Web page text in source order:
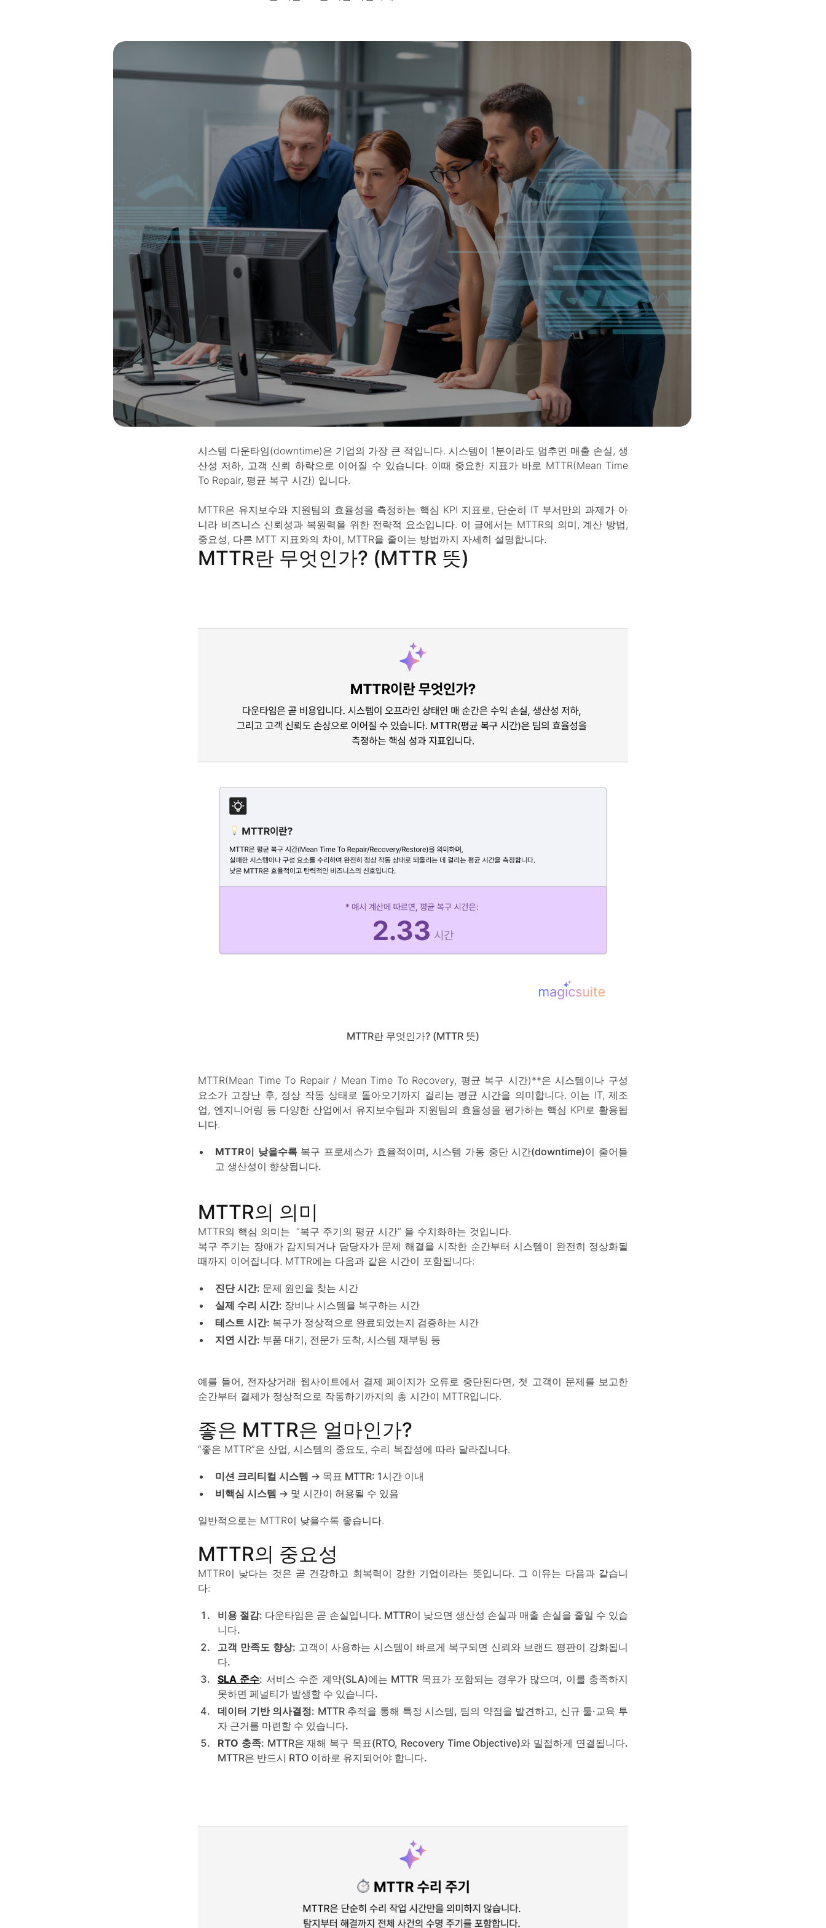
시스템 다운타임(downtime)은 기업의 가장 큰 적입니다. 시스템이 1분이라도 멈추면 매출 손실, 생
산성 저하, 고객 신뢰 하락으로 이어질 수 있습니다. 이때 중요한 지표가 바로 MTTR(Mean Time
To Repair, 평균 복구 시간) 입니다.
MTTR은 유지보수와 지원팀의 효율성을 측정하는 핵심 KPI 지표로, 단순히 IT 부서만의 과제가 아
니라 비즈니스 신뢰성과 복원력을 위한 전략적 요소입니다. 이 글에서는 MTTR의 의미, 계산 방법,
중요성, 다른 MTT 지표와의 차이, MTTR을 줄이는 방법까지 자세히 설명합니다.
MTTR란 무엇인가? (MTTR 뜻)
MTTR란 무엇인가? (MTTR 뜻)
MTTR(Mean Time To Repair / Mean Time To Recovery, 평균 복구 시간)**은 시스템이나 구성
요소가 고장난 후, 정상 작동 상태로 돌아오기까지 걸리는 평균 시간을 의미합니다. 이는 IT, 제조
업, 엔지니어링 등 다양한 산업에서 유지보수팀과 지원팀의 효율성을 평가하는 핵심 KPI로 활용됩
니다.
MTTR이 낮을수록복구 프로세스가 효율적이며, 시스템 가동 중단 시간(downtime)이 줄어들
고 생산성이 향상됩니다.
MTTR의 의미
MTTR의 핵심 의미는 “복구 주기의 평균 시간” 을 수치화하는 것입니다.
복구 주기는 장애가 감지되거나 담당자가 문제 해결을 시작한 순간부터 시스템이 완전히 정상화될
때까지 이어집니다. MTTR에는 다음과 같은 시간이 포함됩니다:
진단 시간: 문제 원인을 찾는 시간
실제 수리 시간: 장비나 시스템을 복구하는 시간
테스트 시간: 복구가 정상적으로 완료되었는지 검증하는 시간
지연 시간: 부품 대기, 전문가 도착, 시스템 재부팅 등
예를 들어, 전자상거래 웹사이트에서 결제 페이지가 오류로 중단된다면, 첫 고객이 문제를 보고한
순간부터 결제가 정상적으로 작동하기까지의 총 시간이 MTTR입니다.
좋은 MTTR은 얼마인가?
“좋은 MTTR”은 산업, 시스템의 중요도, 수리 복잡성에 따라 달라집니다.
미션 크리티컬 시스템 → 목표 MTTR: 1시간 이내
비핵심 시스템 → 몇 시간이 허용될 수 있음
일반적으로는 MTTR이 낮을수록 좋습니다.
MTTR의 중요성
MTTR이 낮다는 것은 곧 건강하고 회복력이 강한 기업이라는 뜻입니다. 그 이유는 다음과 같습니
다:
비용 절감: 다운타임은 곧 손실입니다. MTTR이 낮으면 생산성 손실과 매출 손실을 줄일 수 있습
니다.
고객 만족도 향상: 고객이 사용하는 시스템이 빠르게 복구되면 신뢰와 브랜드 평판이 강화됩니
다.
SLA 준수: 서비스 수준 계약(SLA)에는 MTTR 목표가 포함되는 경우가 많으며, 이를 충족하지
못하면 페널티가 발생할 수 있습니다.
데이터 기반 의사결정: MTTR 추적을 통해 특정 시스템, 팀의 약점을 발견하고, 신규 툴·교육 투
자 근거를 마련할 수 있습니다.
RTO 충족: MTTR은 재해 복구 목표(RTO, Recovery Time Objective)와 밀접하게 연결됩니다.
MTTR은 반드시 RTO 이하로 유지되어야 합니다.